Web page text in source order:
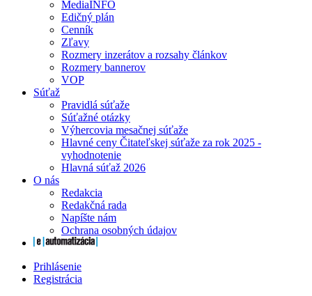
MediaINFO
Edičný plán
Cenník
Zľavy
Rozmery inzerátov a rozsahy článkov
Rozmery bannerov
VOP
Súťaž
Pravidlá súťaže
Súťažné otázky
Výhercovia mesačnej súťaže
Hlavné ceny Čitateľskej súťaže za rok 2025 -
vyhodnotenie
Hlavná súťaž 2026
O nás
Redakcia
Redakčná rada
Napíšte nám
Ochrana osobných údajov
Prihlásenie
Registrácia